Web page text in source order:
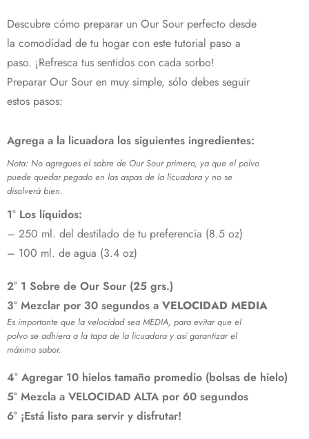
Descubre cómo preparar un Our Sour perfecto desde
la comodidad de tu hogar con este tutorial paso a
paso. ¡Refresca tus sentidos con cada sorbo!
Preparar Our Sour en muy simple, sólo debes seguir
estos pasos:
Agrega a la licuadora los siguientes ingredientes:
Nota: No agregues el sobre de Our Sour primero, ya que el polvo
puede quedar pegado en las aspas de la licuadora y no se
disolverá bien.
1° Los líquidos:
– 250 ml. del destilado de tu preferencia (8.5 oz)
– 100 ml. de agua (3.4 oz)
2° 1 Sobre de Our Sour (25 grs.)
3° Mezclar por 30 segundos a VELOCIDAD MEDIA
Es importante que la velocidad sea MEDIA, para evitar que el
polvo se adhiera a la tapa de la licuadora y así garantizar el
máximo sabor.
4° Agregar 10 hielos tamaño promedio (bolsas de hielo)
5° Mezcla a VELOCIDAD ALTA por 60 segundos
6° ¡Está listo para servir y disfrutar!